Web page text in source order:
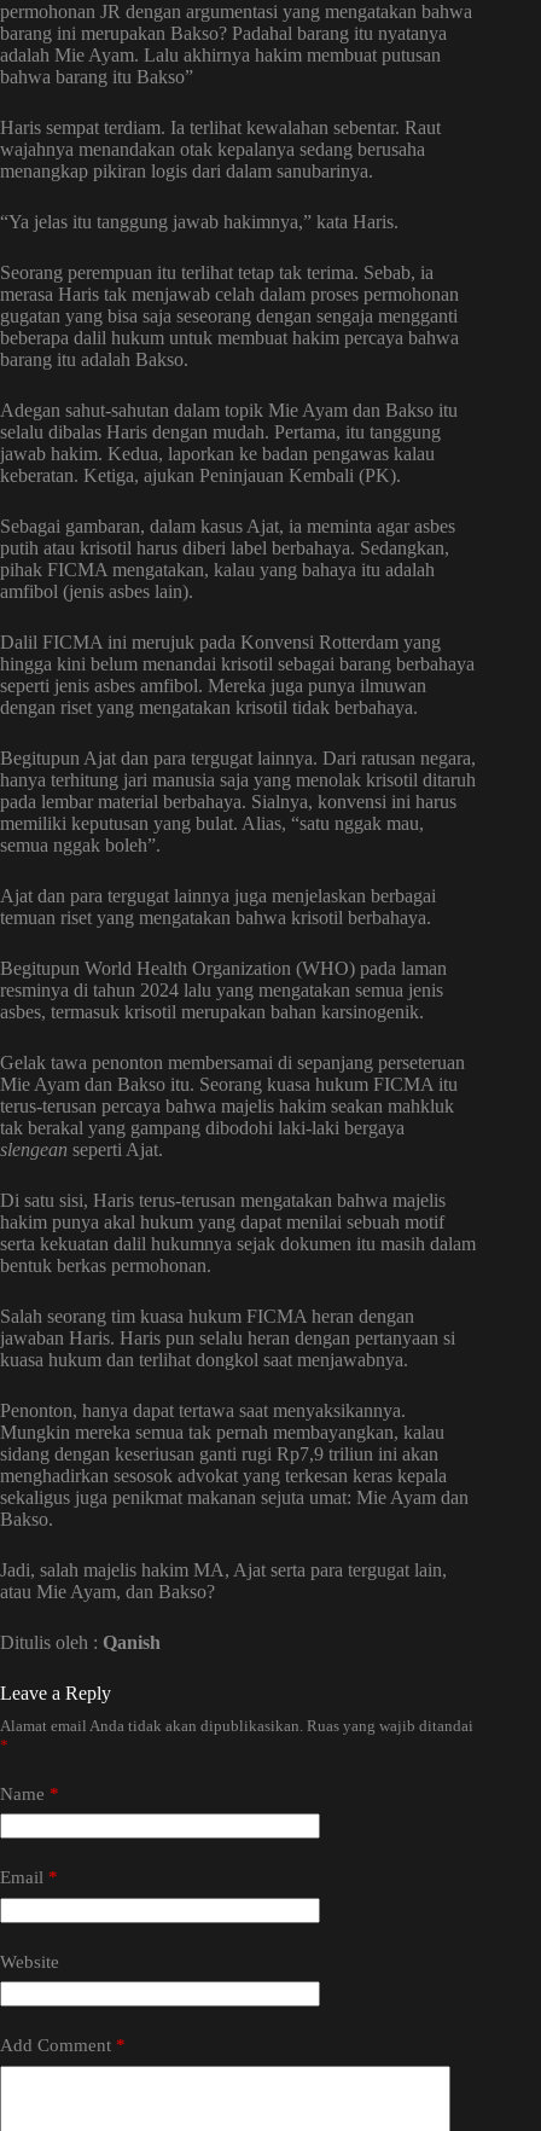
permohonan JR dengan argumentasi yang mengatakan bahwa
barang ini merupakan Bakso? Padahal barang itu nyatanya
adalah Mie Ayam. Lalu akhirnya hakim membuat putusan
bahwa barang itu Bakso”
Haris sempat terdiam. Ia terlihat kewalahan sebentar. Raut
wajahnya menandakan otak kepalanya sedang berusaha
menangkap pikiran logis dari dalam sanubarinya.
“Ya jelas itu tanggung jawab hakimnya,” kata Haris.
Seorang perempuan itu terlihat tetap tak terima. Sebab, ia
merasa Haris tak menjawab celah dalam proses permohonan
gugatan yang bisa saja seseorang dengan sengaja mengganti
beberapa dalil hukum untuk membuat hakim percaya bahwa
barang itu adalah Bakso.
Adegan sahut-sahutan dalam topik Mie Ayam dan Bakso itu
selalu dibalas Haris dengan mudah. Pertama, itu tanggung
jawab hakim. Kedua, laporkan ke badan pengawas kalau
keberatan. Ketiga, ajukan Peninjauan Kembali (PK).
Sebagai gambaran, dalam kasus Ajat, ia meminta agar asbes
putih atau krisotil harus diberi label berbahaya. Sedangkan,
pihak FICMA mengatakan, kalau yang bahaya itu adalah
amfibol (jenis asbes lain).
Dalil FICMA ini merujuk pada Konvensi Rotterdam yang
hingga kini belum menandai krisotil sebagai barang berbahaya
seperti jenis asbes amfibol. Mereka juga punya ilmuwan
dengan riset yang mengatakan krisotil tidak berbahaya.
Begitupun Ajat dan para tergugat lainnya. Dari ratusan negara,
hanya terhitung jari manusia saja yang menolak krisotil ditaruh
pada lembar material berbahaya. Sialnya, konvensi ini harus
memiliki keputusan yang bulat. Alias, “satu nggak mau,
semua nggak boleh”.
Ajat dan para tergugat lainnya juga menjelaskan berbagai
temuan riset yang mengatakan bahwa krisotil berbahaya.
Begitupun World Health Organization (WHO) pada laman
resminya di tahun 2024 lalu yang mengatakan semua jenis
asbes, termasuk krisotil merupakan bahan karsinogenik.
Gelak tawa penonton membersamai di sepanjang perseteruan
Mie Ayam dan Bakso itu. Seorang kuasa hukum FICMA itu
terus-terusan percaya bahwa majelis hakim seakan mahkluk
tak berakal yang gampang dibodohi laki-laki bergaya
slengean seperti Ajat.
Di satu sisi, Haris terus-terusan mengatakan bahwa majelis
hakim punya akal hukum yang dapat menilai sebuah motif
serta kekuatan dalil hukumnya sejak dokumen itu masih dalam
bentuk berkas permohonan.
Salah seorang tim kuasa hukum FICMA heran dengan
jawaban Haris. Haris pun selalu heran dengan pertanyaan si
kuasa hukum dan terlihat dongkol saat menjawabnya.
Penonton, hanya dapat tertawa saat menyaksikannya.
Mungkin mereka semua tak pernah membayangkan, kalau
sidang dengan keseriusan ganti rugi Rp7,9 triliun ini akan
menghadirkan sesosok advokat yang terkesan keras kepala
sekaligus juga penikmat makanan sejuta umat: Mie Ayam dan
Bakso.
Jadi, salah majelis hakim MA, Ajat serta para tergugat lain,
atau Mie Ayam, dan Bakso?
Ditulis oleh : Qanish
Leave a Reply
Alamat email Anda tidak akan dipublikasikan. Ruas yang wajib ditandai
*
Name *
Email *
Website
Add Comment *